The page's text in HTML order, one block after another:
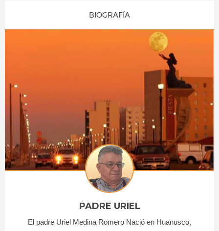
BIOGRAFÍA
PADRE URIEL
El padre Uriel Medina Romero Nació en Huanusco,